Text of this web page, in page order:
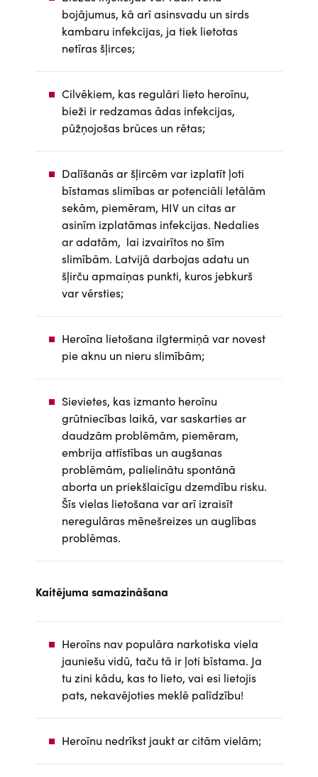
bojājumus, kā arī asinsvadu un sirds
kambaru infekcijas, ja tiek lietotas
netīras šļirces;
Cilvēkiem, kas regulāri lieto heroīnu,
bieži ir redzamas ādas infekcijas,
pūžņojošas brūces un rētas;
Dalīšanās ar šļircēm var izplatīt ļoti
bīstamas slimības ar potenciāli letālām
sekām, piemēram, HIV un citas ar
asinīm izplatāmas infekcijas. Nedalies
ar adatām, lai izvairītos no šīm
slimībām. Latvijā darbojas adatu un
šļirču apmaiņas punkti, kuros jebkurš
var vērsties;
Heroīna lietošana ilgtermiņā var novest
pie aknu un nieru slimībām;
Sievietes, kas izmanto heroīnu
grūtniecības laikā, var saskarties ar
daudzām problēmām, piemēram,
embrija attīstības un augšanas
problēmām, palielinātu spontānā
aborta un priekšlaicīgu dzemdību risku.
Šīs vielas lietošana var arī izraisīt
neregulāras mēnešreizes un auglības
problēmas.
Kaitējuma samazināšana
Heroīns nav populāra narkotiska viela
jauniešu vidū, taču tā ir ļoti bīstama. Ja
tu zini kādu, kas to lieto, vai esi lietojis
pats, nekavējoties meklē palīdzību!
Heroīnu nedrīkst jaukt ar citām vielām;